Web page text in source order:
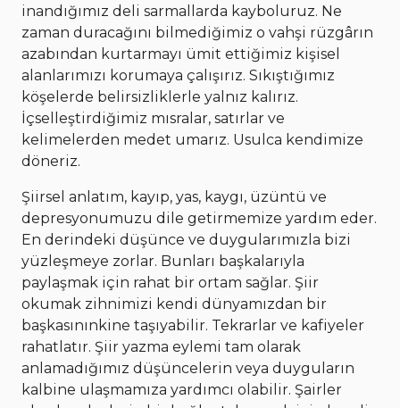
inandığımız deli sarmallarda kayboluruz. Ne
zaman duracağını bilmediğimiz o vahşi rüzgârın
azabından kurtarmayı ümit ettiğimiz kişisel
alanlarımızı korumaya çalışırız. Sıkıştığımız
köşelerde belirsizliklerle yalnız kalırız.
İçselleştirdiğimiz mısralar, satırlar ve
kelimelerden medet umarız. Usulca kendimize
döneriz.
Şiirsel anlatım, kayıp, yas, kaygı, üzüntü ve
depresyonumuzu dile getirmemize yardım eder.
En derindeki düşünce ve duygularımızla bizi
yüzleşmeye zorlar. Bunları başkalarıyla
paylaşmak için rahat bir ortam sağlar. Şiir
okumak zihnimizi kendi dünyamızdan bir
başkasınınkine taşıyabilir. Tekrarlar ve kafiyeler
rahatlatır. Şiir yazma eylemi tam olarak
anlamadığımız düşüncelerin veya duyguların
kalbine ulaşmamıza yardımcı olabilir. Şairler